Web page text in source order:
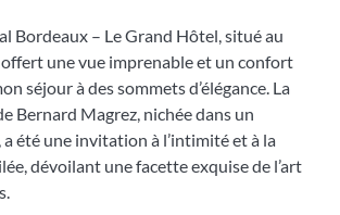
Bordeaux – Le Grand Hôtel, situé au
une vue imprenable et un confort
séjour à des sommets d’élégance. La
Bernard Magrez, nichée dans un
été une invitation à l’intimité et à la
dévoilant une facette exquise de l’art